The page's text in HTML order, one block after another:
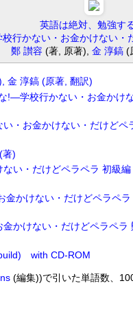
英語は絶対、勉強す
校行かない・お金かけない・
鄭 讃容 (著, 原著), 金 淳鎬(
金 淳鎬 (原著, 翻訳)
!―学校行かない・お金かけ
・お金かけない・だけどペ
著)
い・だけどペラペラ 初級
かけない・だけどペラペ
かけない・だけどペラペラ
with CD-ROM
(編集))で引いた単語数、100